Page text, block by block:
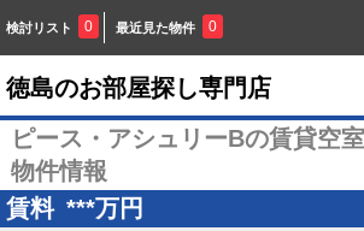
検討リスト 0 最近見た物件 0
徳島のお部屋探し専門店
ピース・アシュリーBの賃貸空
物件情報
賃料 ***万円